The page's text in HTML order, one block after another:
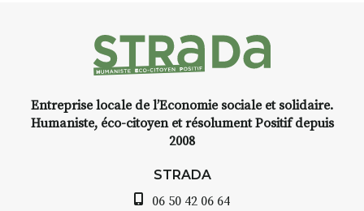
INTERVIEW
avez ouvert une galerie à
Auzon…
Entreprise locale de l’Economie sociale et solidaire.
Humaniste, éco-citoyen et résolument Positif depuis
2008
STRADA
06 50 42 06 64